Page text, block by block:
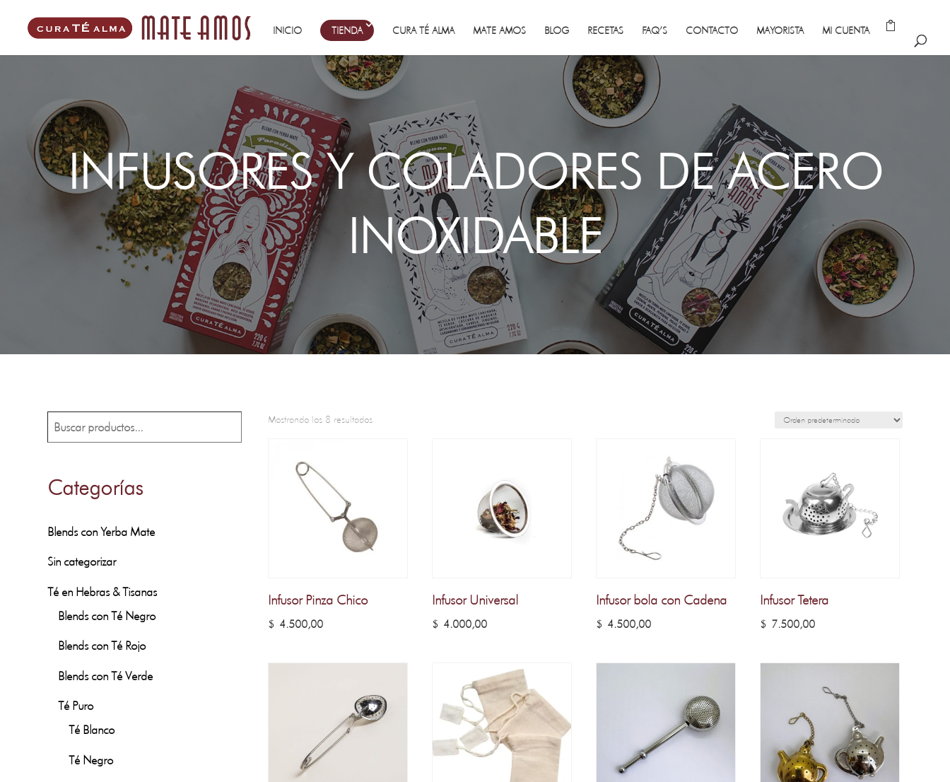
INICIO TIENDA CURA TÉ ALMA MATE AMOS BLOG RECETAS FAQ’S CONTACTO MAYORISTA MI CUENTA
INFUSORES Y COLADORES DE ACERO
INOXIDABLE
Buscar
Categorías
Blends con Yerba Mate
Sin categorizar
Té en Hebras & Tisanas
Blends con Té Negro
Blends con Té Rojo
Blends con Té Verde
Té Puro
Té Blanco
Té Negro
Mostrando los 8 resultados
Infusor Pinza Chico
$4.500,00
Infusor Universal
$4.000,00
Infusor bola con Cadena
$4.500,00
Infusor Tetera
$ 7.500,00